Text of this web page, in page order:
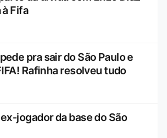
Fifa
pra sair do São Paulo e
Rafinha resolveu tudo
jogador da base do São